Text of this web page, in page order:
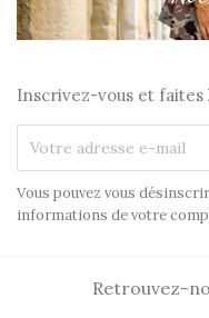
Inscrivez-vous et
Vous pouvez vous
informations de votre
Retrouvez-